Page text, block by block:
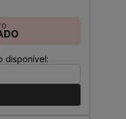
disponível: